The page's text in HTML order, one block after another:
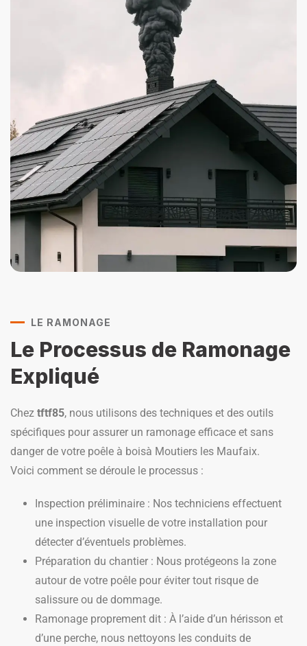
LE RAMONAGE
Le Processus de Ramonage
Expliqué
Chez tftf85, nous utilisons des techniques et des outils
spécifiques pour assurer un ramonage efficace et sans
danger de votre poêle à boisà Moutiers les Maufaix.
Voici comment se déroule le processus :
Inspection préliminaire : Nos techniciens effectuent
une inspection visuelle de votre installation pour
détecter d’éventuels problèmes.
Préparation du chantier : Nous protégeons la zone
autour de votre poêle pour éviter tout risque de
salissure ou de dommage.
Ramonage proprement dit : À l’aide d’un hérisson et
d’une perche, nous nettoyons les conduits de